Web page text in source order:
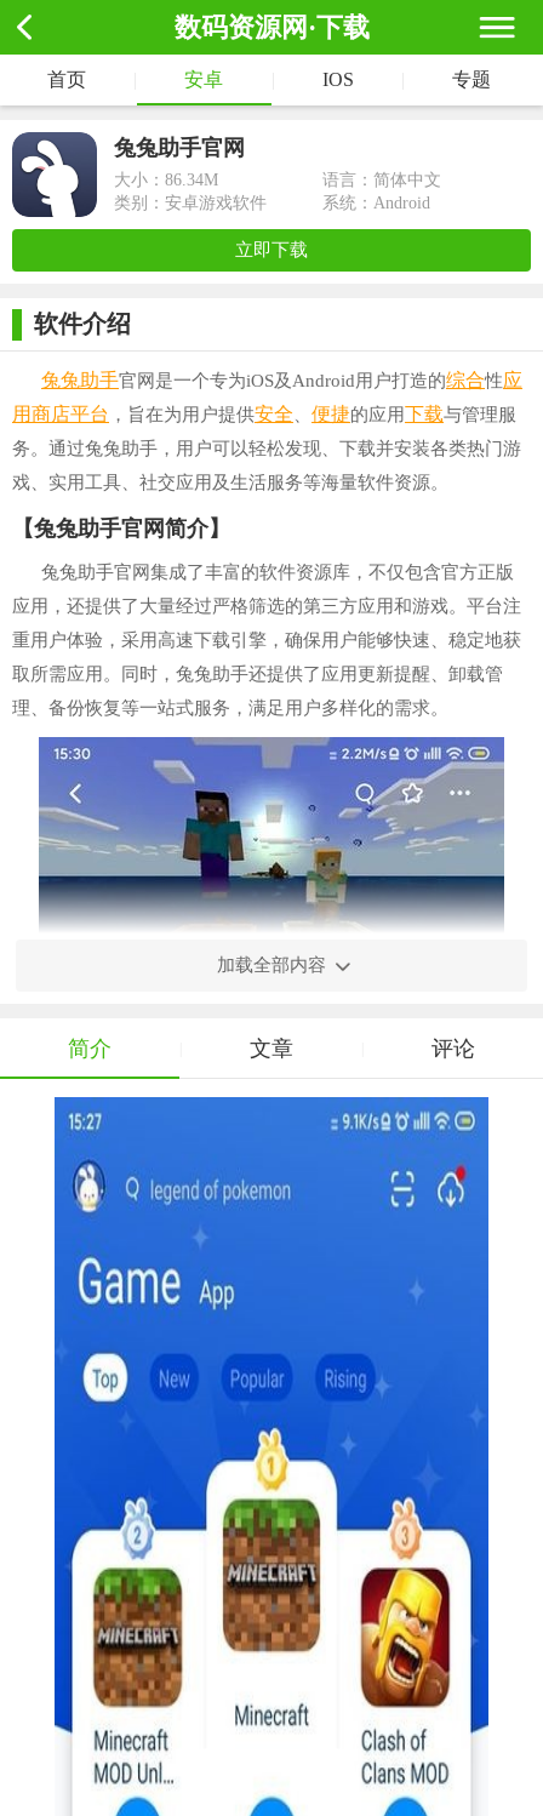
数码资源网·下载
首页 安卓 IOS 专题
兔兔助手官网
大小： 86.34M
语言：简体中文
类别：安卓游戏软件
系统：Android
立即下载
软件介绍
兔兔助手官网是一个专为iOS及Android用户打造的综合性应
用商店平台 ，旨在为用户提供安全 便捷的应用下载与管理服
务。通过兔兔助手，用户可以轻松发现、下载并安装各类热门游
戏、实用工具、社交应用及生活服务等海量软件资源。
【兔兔助手官网简介】
兔兔助手官网集成了丰富的软件资源库，不仅包含官方正版
应用，还提供了大量经过严格筛选的第三方应用和游戏。平台注
重用户体验，采用高速下载引擎，确保用户能够快速、稳定地获
取所需应用。同时，兔兔助手还提供了应用更新提醒、卸载管
理、备份恢复等一站式服务，满足用户多样化的需求。
【兔兔助手官网特色】
1. 海量资源：汇聚了国内外众多热门应用和游戏，覆盖娱
乐、教育、工作、生活等多个领域。
加载全部内容
简介 文章 评论